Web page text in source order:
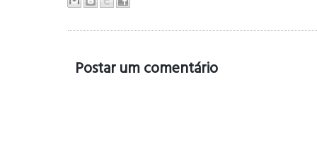
Postar um comentário